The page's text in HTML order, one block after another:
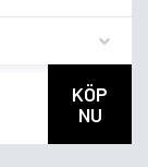
KÖP
NU